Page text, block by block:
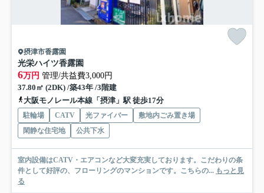
摂津市香露園
光栄ハイツ香露園
6万円 管理/共益費3,000円
37.80㎡ (2DK) /築43年 /3階建
大阪モノレール本線「摂津」駅 徒歩17分
駐輪場 CATV 光ファイバー
敷地内ごみ置き場
閑静な住宅地
公共下水
室内設備はCATV・エアコンなど大変充実しております。こだわりの条
件として好評の、フローリングのマンションです。こちらの... もっと見
る